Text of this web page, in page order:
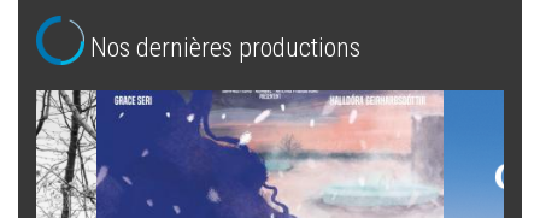
Nos dernières productions